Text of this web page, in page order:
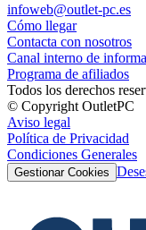
infoweb@outlet-pc.es
Cómo llegar
Contacta con nosotros
Canal interno de
Programa de afiliados
Todos los derechos
© Copyright OutletPC
Aviso legal
Política de Privacidad
Condiciones Generales
Gestionar Cookies